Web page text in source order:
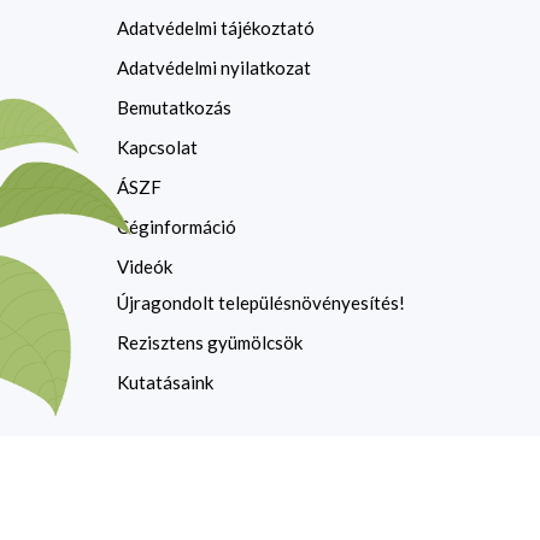
Adatvédelmi tájékoztató
Adatvédelmi nyilatkozat
Bemutatkozás
Kapcsolat
ÁSZF
Céginformáció
Videók
Újragondolt településnövényesítés!
Rezisztens gyümölcsök
Kutatásaink